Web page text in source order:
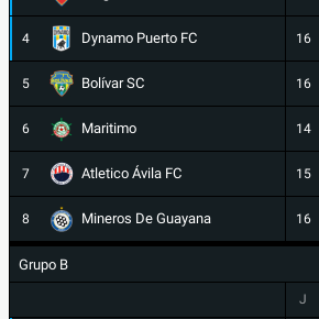
4 Dynamo Puerto FC 16
5 Bolívar SC 16
6 Maritimo 14
7 Atletico Ávila FC 15
8 Mineros De Guayana 16
Grupo B
J